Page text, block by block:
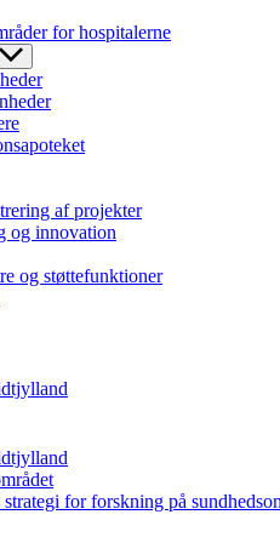
for hospitalerne
af projekter
og innovation
og støttefunktioner
for forskning på